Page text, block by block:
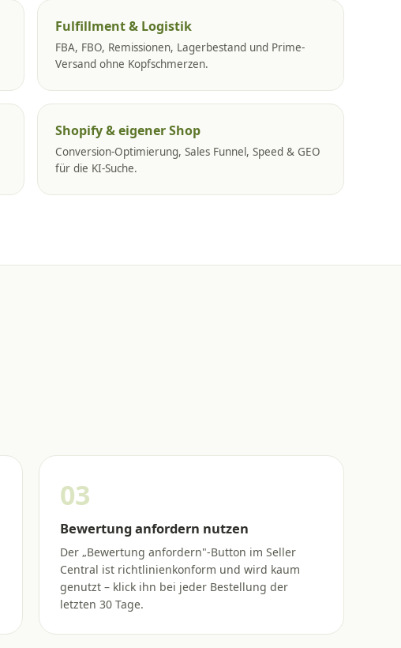
Fulfillment & Logistik
FBA, FBO, Remissionen, Lagerbestand und Prime-
Versand ohne Kopfschmerzen.
Shopify & eigener Shop
Conversion-Optimierung, Sales Funnel, Speed & GEO
für die KI-Suche.
03
Bewertung anfordern nutzen
Der „Bewertung anfordern"-Button im Seller
Central ist richtlinienkonform und wird kaum
genutzt – klick ihn bei jeder Bestellung der
letzten 30 Tage.